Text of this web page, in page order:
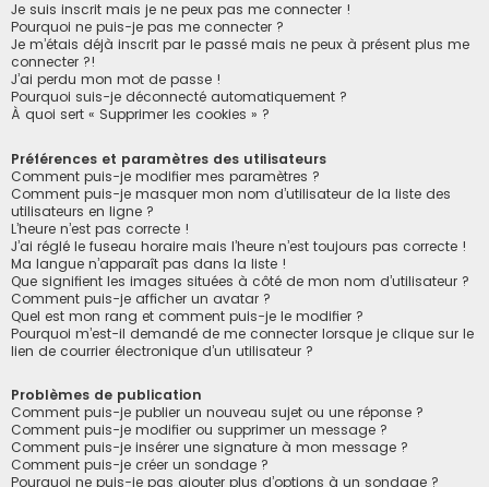
h
Je suis inscrit mais je ne peux pas me connecter !
Pourquoi ne puis-je pas me connecter ?
Je m’étais déjà inscrit par le passé mais ne peux à présent plus me
connecter ?!
J’ai perdu mon mot de passe !
Pourquoi suis-je déconnecté automatiquement ?
À quoi sert « Supprimer les cookies » ?
Préférences et paramètres des utilisateurs
Comment puis-je modifier mes paramètres ?
Comment puis-je masquer mon nom d’utilisateur de la liste des
utilisateurs en ligne ?
L’heure n’est pas correcte !
J’ai réglé le fuseau horaire mais l’heure n’est toujours pas correcte !
Ma langue n’apparaît pas dans la liste !
Que signifient les images situées à côté de mon nom d’utilisateur ?
Comment puis-je afficher un avatar ?
Quel est mon rang et comment puis-je le modifier ?
Pourquoi m’est-il demandé de me connecter lorsque je clique sur le
lien de courrier électronique d’un utilisateur ?
Problèmes de publication
Comment puis-je publier un nouveau sujet ou une réponse ?
Comment puis-je modifier ou supprimer un message ?
Comment puis-je insérer une signature à mon message ?
Comment puis-je créer un sondage ?
Pourquoi ne puis-je pas ajouter plus d’options à un sondage ?